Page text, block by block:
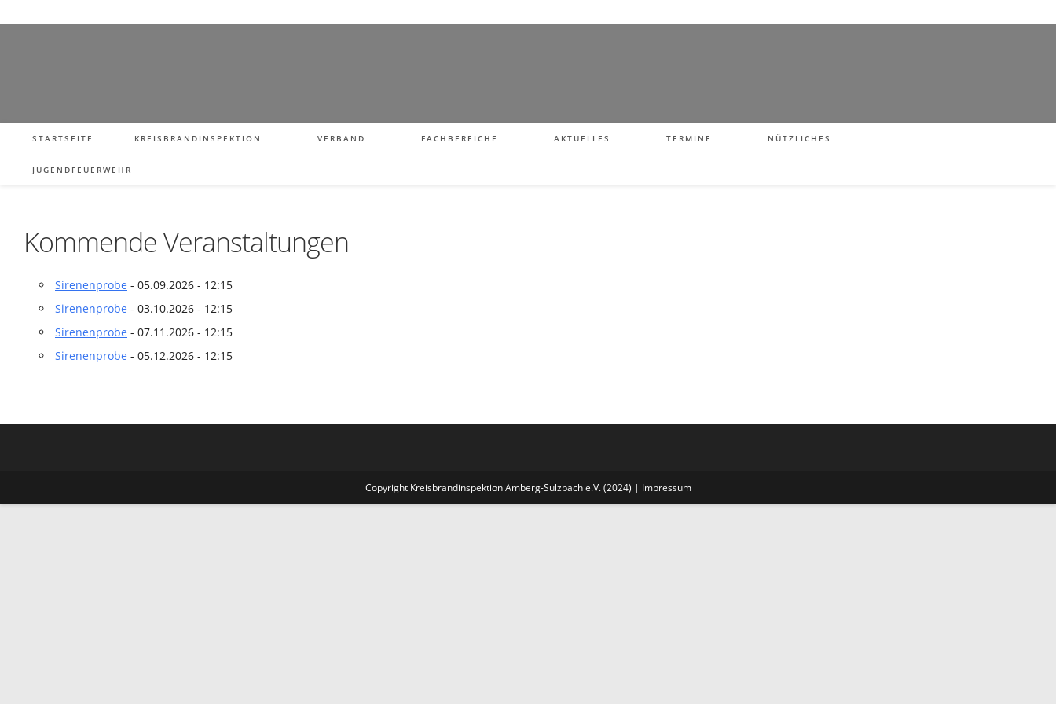
STARTSEITE KREISBRANDINSPEKTION VERBAND FACHBEREICHE AKTUELLES TERMINE NÜTZLICHES
JUGENDFEUERWEHR
Kommende Veranstaltungen
Sirenenprobe - 05.09.2026 - 12:15
Sirenenprobe - 03.10.2026 - 12:15
Sirenenprobe - 07.11.2026 - 12:15
Sirenenprobe - 05.12.2026 - 12:15
Copyright Kreisbrandinspektion Amberg-Sulzbach e.V. (2024) | Impressum